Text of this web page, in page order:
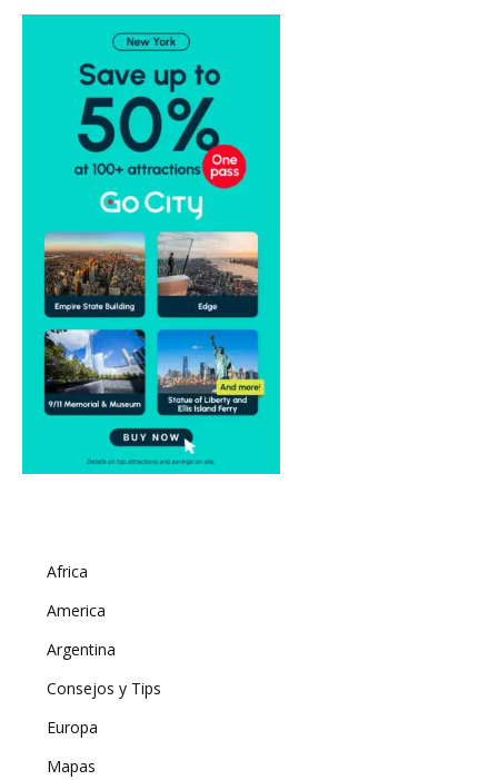
Africa
America
Argentina
Consejos y Tips
Europa
Mapas